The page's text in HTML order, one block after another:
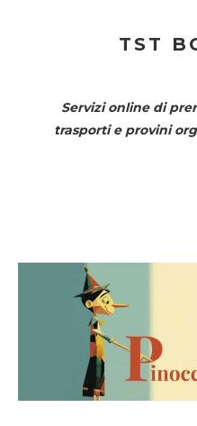
TST
Servizi online di
trasporti e provini